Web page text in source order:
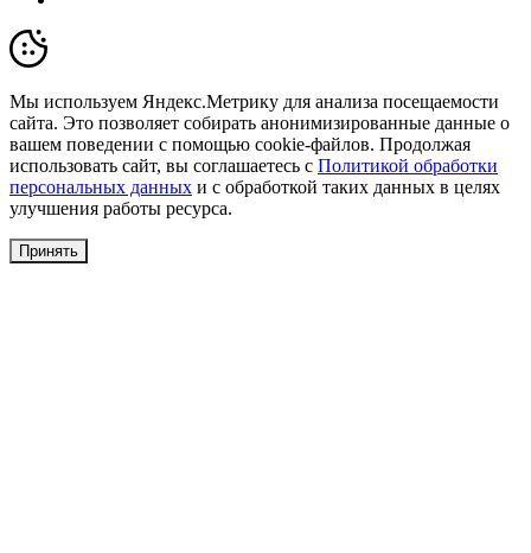
Мы используем Яндекс.Метрику для анализа посещаемости
сайта. Это позволяет собирать анонимизированные данные о
вашем поведении с помощью cookie-файлов. Продолжая
использовать сайт, вы соглашаетесь с Политикой обработки
персональных данных и с обработкой таких данных в целях
улучшения работы ресурса.
Принять